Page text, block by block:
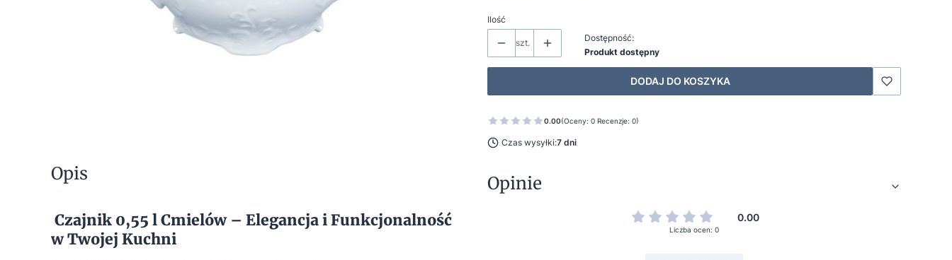
Ilość
szt.
Dostępność:
Produkt dostępny
DODAJ DO KOSZYKA
0.00(Oceny: 0 Recenzje: 0)
Czas wysyłki:7 dni
Opis
Czajnik 0,55 l Cmielów – Elegancja i Funkcjonalność
w Twojej Kuchni
Opinie
0.00
Liczba ocen: 0